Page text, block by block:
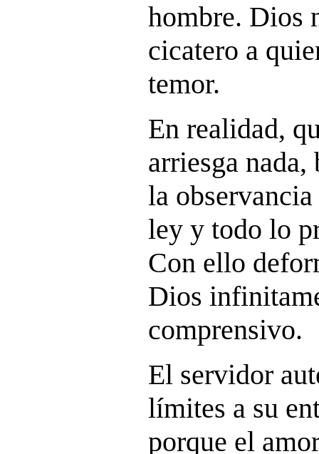
hombre. Dios
cicatero a
temor.
En realidad,
arriesga nada,
la
ley y todo lo
Con ello
Dios
comprensivo.
El servidor
límites a su
porque el